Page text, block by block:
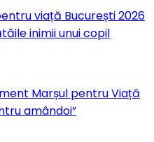
viață București 2026
inimii unui copil
Marșul pentru Viață
amândoi”